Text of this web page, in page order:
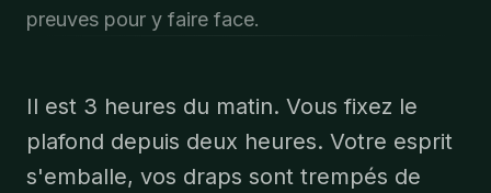
preuves pour y faire face.
Il est 3 heures du matin. Vous fixez le
plafond depuis deux heures. Votre esprit
s'emballe, vos draps sont trempés de